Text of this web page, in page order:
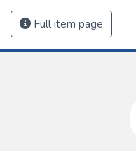
Full item page